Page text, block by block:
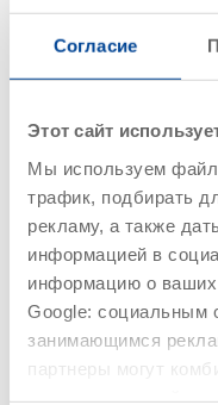
Согласие
Этот сайт
Мы используем
трафик, подбирать
рекламу, а также
информацией в
информацию о ваших
Google: социальным
занимающимся
партнеры могут